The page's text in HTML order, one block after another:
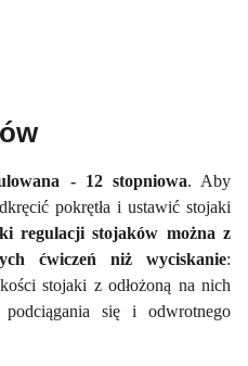
- 12 stopniowa. Aby
pokrętła i ustawić stojaki
regulacji stojaków można z
ćwiczeń niż wyciskanie:
stojaki z odłożoną na nich
się i odwrotnego